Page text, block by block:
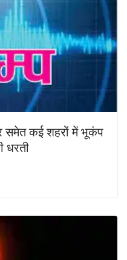
समेत कई शहरों में भूकंप